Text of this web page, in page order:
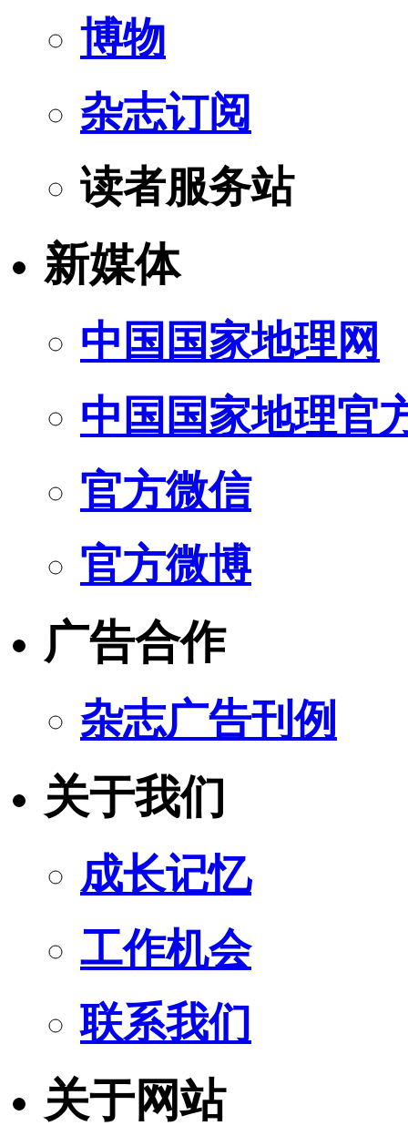
博物
杂志订阅
读者服务站
新媒体
中国国家地理网
中国国家地理官
官方微信
官方微博
广告合作
杂志广告刊例
关于我们
成长记忆
工作机会
联系我们
关于网站